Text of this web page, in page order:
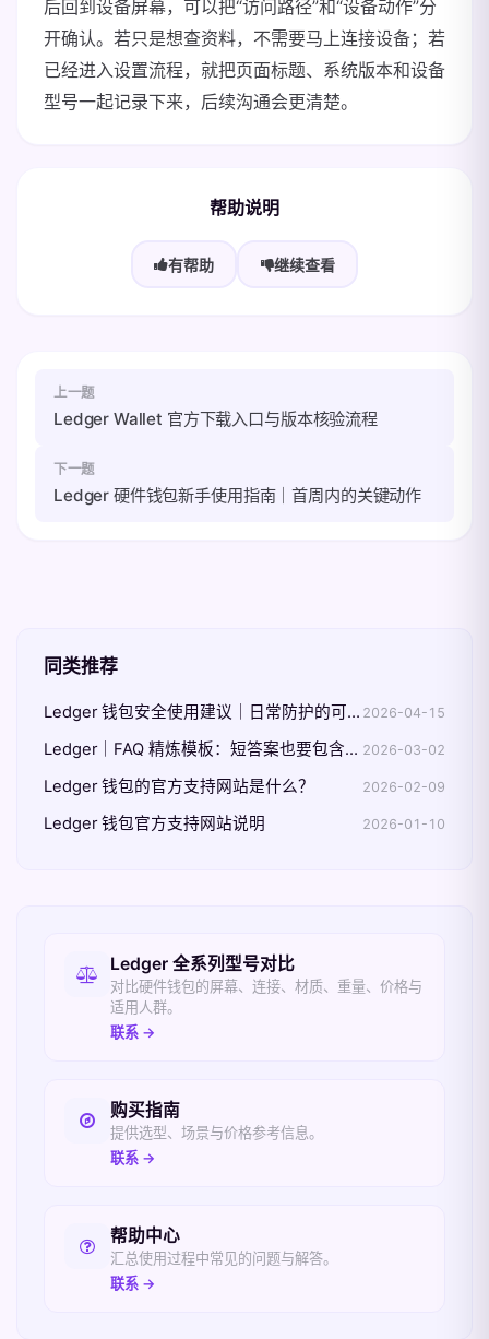
后回到设备屏幕，可以把“访问路径”和“设备动作”分
开确认。若只是想查资料，不需要马上连接设备；若
已经进入设置流程，就把页面标题、系统版本和设备
型号一起记录下来，后续沟通会更清楚。
帮助说明
有帮助 继续查看
上一题
Ledger Wallet 官方下载入口与版本核验流程
下一题
Ledger 硬件钱包新手使用指南｜首周内的关键动作
同类推荐
Ledger 钱包安全使用建议｜日常防护的可执行清单 2026-04-15
Ledger｜FAQ 精炼模板：短答案也要包含边界条件 2026-03-02
Ledger 钱包的官方支持网站是什么？ 2026-02-09
Ledger 钱包官方支持网站说明 2026-01-10
相关入口
Ledger 全系列型号对比
对比硬件钱包的屏幕、连接、材质、重量、价格与
适用人群。
联系 →
购买指南
提供选型、场景与价格参考信息。
联系 →
帮助中心
汇总使用过程中常见的问题与解答。
联系 →